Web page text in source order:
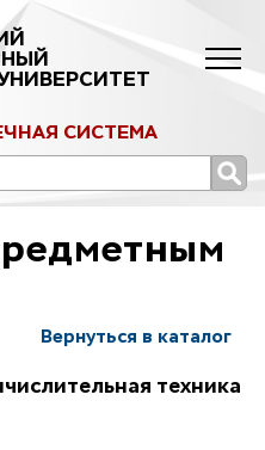
СИСТЕМА
Вернуться в каталог
техника